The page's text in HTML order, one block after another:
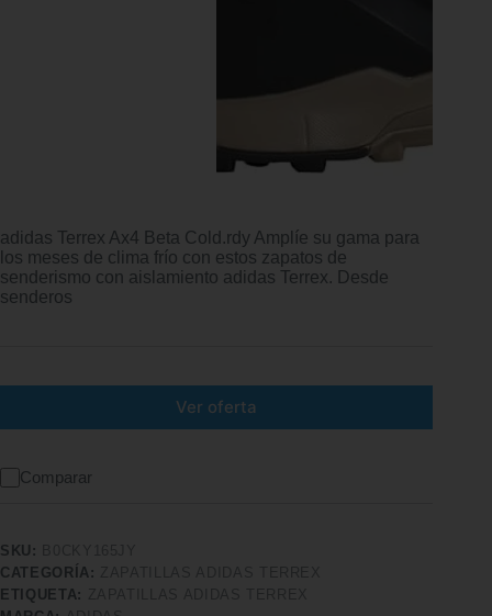
adidas Terrex Ax4 Beta Cold.rdy Amplíe su gama para
los meses de clima frío con estos zapatos de
senderismo con aislamiento adidas Terrex. Desde
senderos
Ver oferta
Comparar
SKU:
CATEGORÍA:
ETIQUETA: